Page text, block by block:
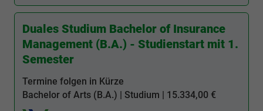
Duales Studium Bachelor of Insurance
Management (B.A.) - Studienstart mit 1.
Semester
Termine folgen in Kürze
Bachelor of Arts (B.A.) | Studium | 15.334,00 €